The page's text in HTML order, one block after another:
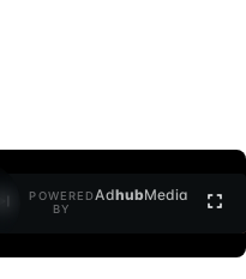
POWERED
BY
AdhubMedia